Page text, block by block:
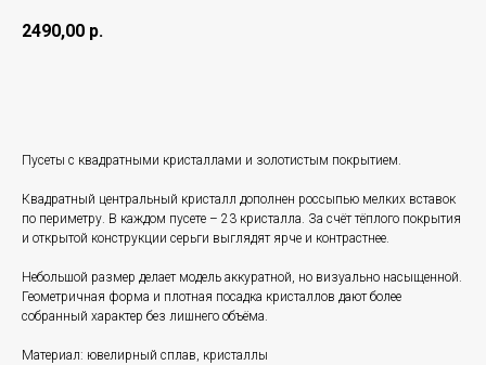
2490,00 р.
Пусеты с квадратными кристаллами и золотистым покрытием.
Квадратный центральный кристалл дополнен россыпью мелких вставок
по периметру. В каждом пусете – 23 кристалла. За счёт тёплого покрытия
и открытой конструкции серьги выглядят ярче и контрастнее.
Небольшой размер делает модель аккуратной, но визуально насыщенной.
Геометричная форма и плотная посадка кристаллов дают более
собранный характер без лишнего объёма.
Материал: ювелирный сплав, кристаллы